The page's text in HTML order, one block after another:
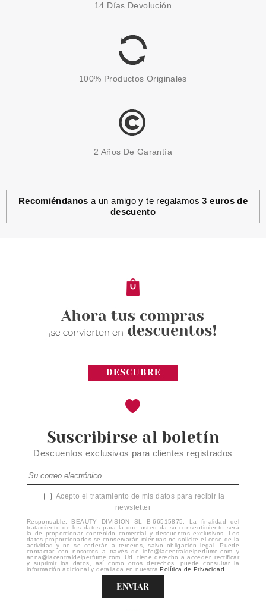
EXFOLIANTE CÍTRICO
16.00€
ANNE MOLLER
28.30€
14 Días Devolución
100% Productos Originales
2 Años De Garantía
Recomiéndanos a un amigo y te regalamos3 euros de
descuento
Suscribirse al boletín
Descuentos exclusivos para clientes registrados
Acepto el tratamiento de mis datos para recibir la
newsletter
Responsable: BEAUTY DIVISION SL B-66515875. La finalidad del
tratamiento de los datos para la que usted da su consentimiento será
la de proporcionar contenido comercial y descuentos exclusivos. Los
datos proporcionados se conservarán mientras no solicite el cese de la
actividad y no se cederán a terceros, salvo obligación legal. Puede
contactar con nosotros a través de info@lacentraldelperfume.com y
anna@lacentraldelperfume.com. Ud. tiene derecho a acceder, rectificar
y suprimir los datos, así como otros derechos, puede consultar la
información adicional y detallada en nuestraPolítica de Privacidad
ENVIAR